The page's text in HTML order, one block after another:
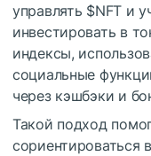
управлять $NFT и
инвестировать в
индексы,
социальные
через кэшбэки и
Такой подход
сориентироваться